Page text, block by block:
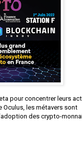
pour concentrer leurs
Oculus, les métavers sont
des crypto-